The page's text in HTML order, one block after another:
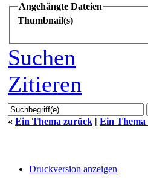
Angehängte Dateien
Thumbnail(s)
Suchen
Zitieren
« Ein Thema zurück | Ein Thema
Druckversion anzeigen